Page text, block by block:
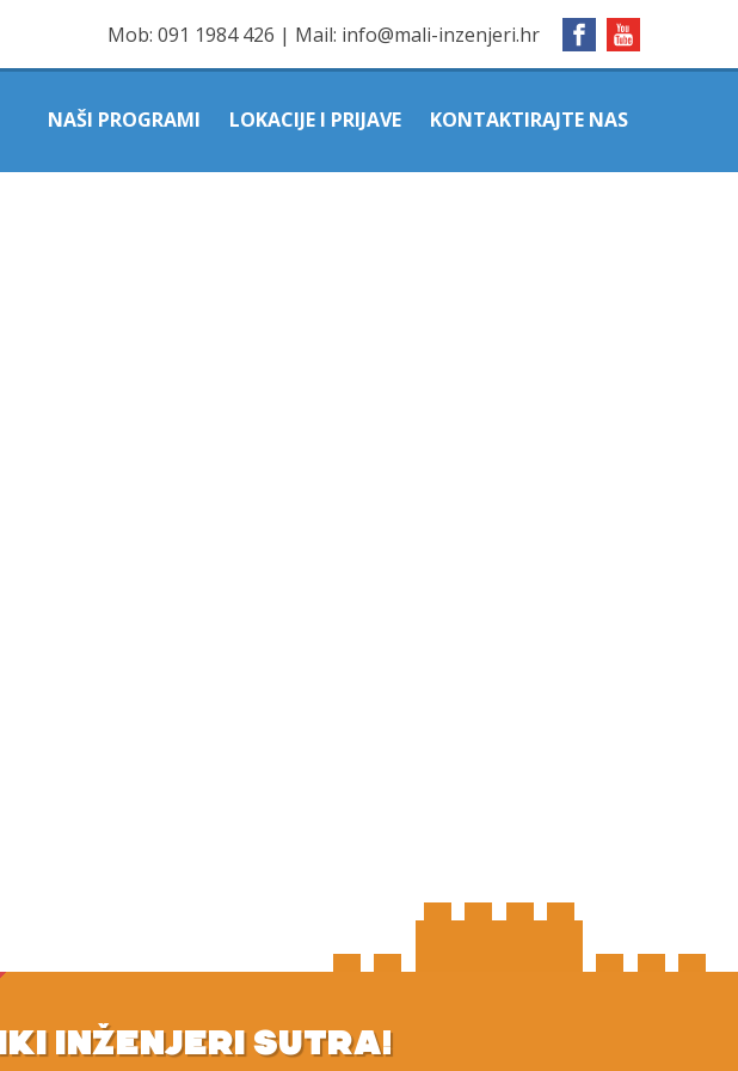
Mob: 091 1984 426 | Mail: info@mali-inzenjeri.hr
NAŠI PROGRAMI LOKACIJE I PRIJAVE KONTAKTIRAJTE NAS
INŽENJERI SUTRA!